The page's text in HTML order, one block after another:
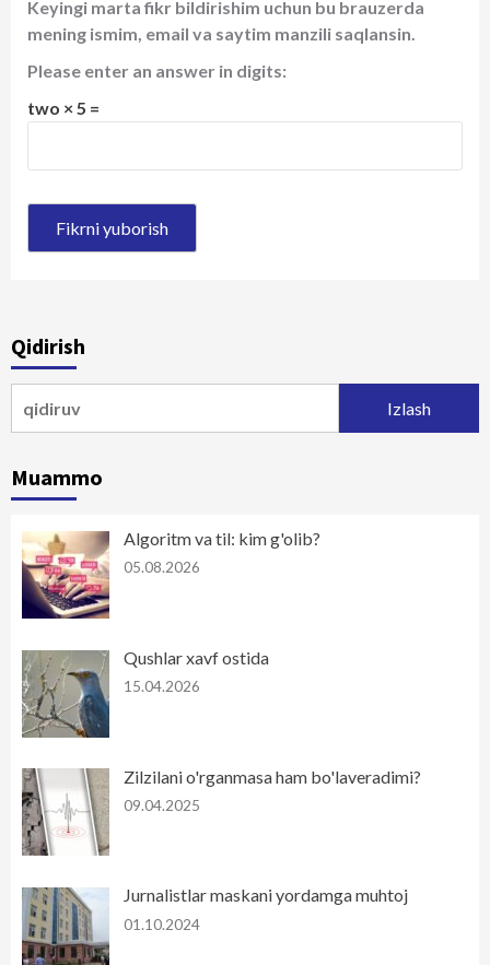
Keyingi marta fikr bildirishim uchun bu brauzerda
mening ismim, email va saytim manzili saqlansin.
Please enter an answer in digits:
two × 5 =
Qidirish
Muammo
Algoritm va til: kim g'olib?
05.08.2026
Qushlar xavf ostida
15.04.2026
Zilzilani o'rganmasa ham bo'laveradimi?
09.04.2025
Jurnalistlar maskani yordamga muhtoj
01.10.2024